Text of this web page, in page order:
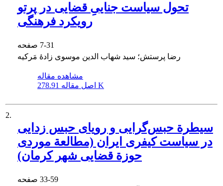
تحول سیاست جناییِ قضایی در پرتو
رویکرد فرهنگی
7-31
رضا پرستش؛ سید شهاب الدین موسوی زادۀ مَرکیه
مشاهده مقاله
اصل مقاله 278.91 K
2.
سیطرة حبس‌گرایی و رویای حبس زدایی
در سیاست کیفری ایران (مطالعة موردی
حوزة قضایی شهر کرمان)
33-59